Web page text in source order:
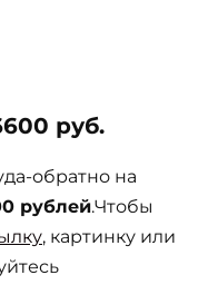
руб.
обратно на
рублей.Чтобы
, картинку или